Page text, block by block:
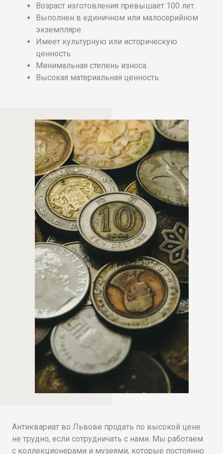
Возраст изготовления превышает 100 лет.
Выполнен в единичном или малосерийном
экземпляре.
Имеет культурную или историческую
ценность.
Минимальная степень износа.
Высокая материальная ценность.
Антиквариат во Львове продать по высокой цене
не трудно, если сотрудничать с нами. Мы работаем
с коллекционерами и музеями, которые постоянно